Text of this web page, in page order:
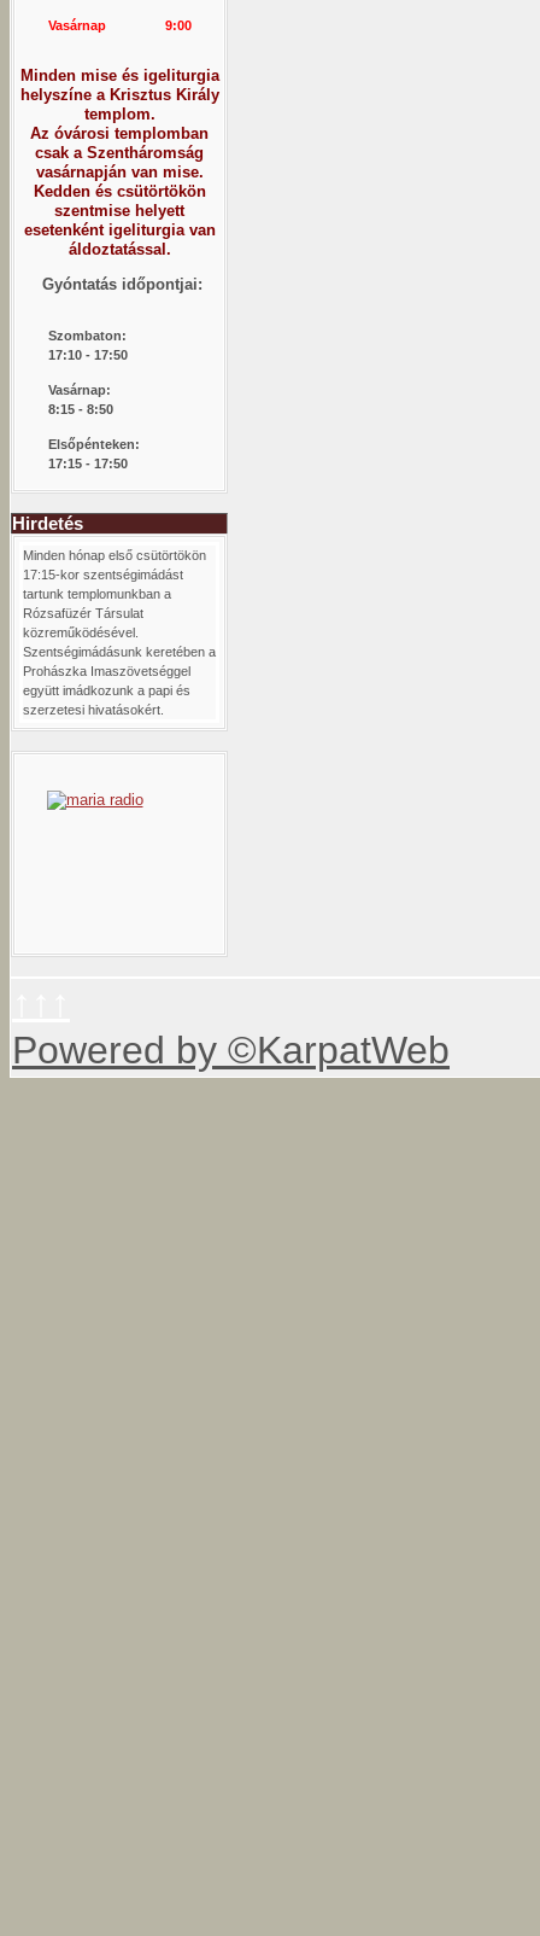
Vasárnap 9:00
Minden mise és igeliturgia
helyszíne a Krisztus Király
templom.
Az óvárosi templomban
csak a Szentháromság
vasárnapján van mise.
Kedden és csütörtökön
szentmise helyett
esetenként igeliturgia van
áldoztatással.
Gyóntatás időpontjai:
Szombaton:
17:10 - 17:50
Vasárnap:
8:15 - 8:50
Elsőpénteken:
17:15 - 17:50
Hirdetés
Minden hónap első csütörtökön
17:15-kor szentségimádást
tartunk templomunkban a
Rózsafüzér Társulat
közreműködésével.
Szentségimádásunk keretében a
Prohászka Imaszövetséggel
együtt imádkozunk a papi és
szerzetesi hivatásokért.
Powered by ©KarpatWeb